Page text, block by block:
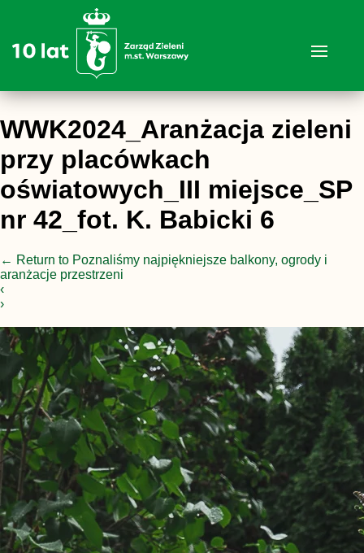
WWK2024_Aranżacja zieleni
przy placówkach
oświatowych_III miejsce_SP
nr 42_fot. K. Babicki 6
← Return to Poznaliśmy najpiękniejsze balkony, ogrody i
aranżacje przestrzeni
‹
›